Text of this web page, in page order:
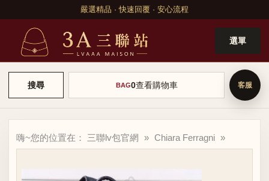
嚴選精品 · 快速回覆 · 安心流程
選單
搜尋 BAG0查看購物車
嗨~您的位置在： 三聯lv包官網 » Chiara Ferragni »